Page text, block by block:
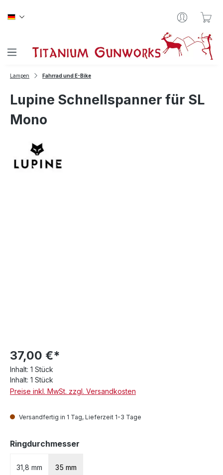
Lampen Fahrrad und E-Bike
Lupine Schnellspanner für SL
Mono
37,00 €*
Inhalt: 1 Stück
Inhalt: 1 Stück
Preise inkl. MwSt. zzgl. Versandkosten
Versandfertig in 1 Tag, Lieferzeit 1-3 Tage
Ringdurchmesser
31,8 mm 35 mm